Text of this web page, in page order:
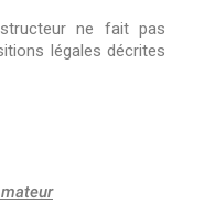
ne fait pas
légales décrites